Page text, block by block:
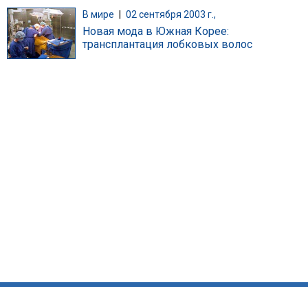
В мире 02 сентября 2003 г.,
Новая мода в Южная Корее:
трансплантация лобковых волос